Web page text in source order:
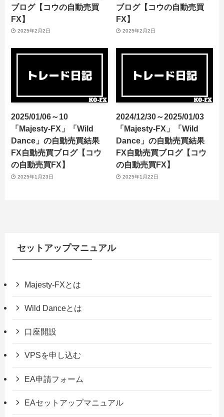
ブログ【コウの自動売買
FX】
2025年2月2日
ブログ【コウの自動売買
FX】
2025年2月2日
2025/01/06～10
「Majesty-FX」「Wild
Dance」の自動売買結果
FX自動売買ブログ【コウ
の自動売買FX】
2025年1月23日
2024/12/30～2025/01/03
「Majesty-FX」「Wild
Dance」の自動売買結果
FX自動売買ブログ【コウ
の自動売買FX】
2025年1月22日
セットアップマニュアル
Majesty-FXとは
Wild Danceとは
口座開設
VPSを申し込む
EA申請フォーム
EAセットアップマニュアル